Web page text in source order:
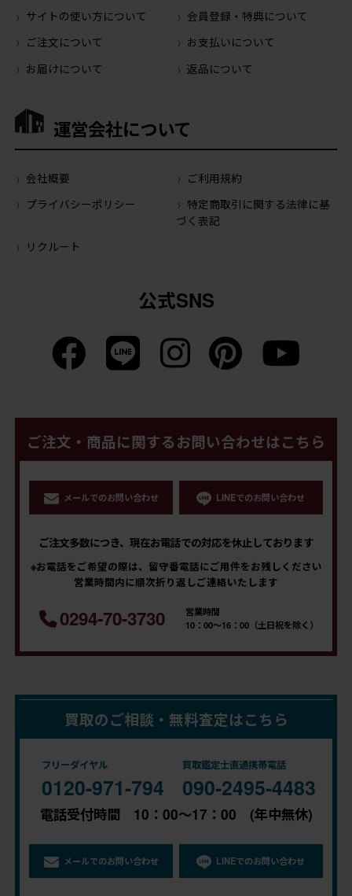
サイトの使い方について
会員登録・特典について
ご注文について
お支払いについて
お届けについて
返品について
運営会社について
会社概要
ご利用規約
プライバシーポリシー
特定商取引に関する法律に基
づく表記
リクルート
公式SNS
ご注文・商品に関するお問い合わせはこちら
メールでのお問い合わせ LINEでのお問い合わせ
ご注文多数につき、現在お電話での対応を休止しております
※お電話をご希望の際は、留守番電話にご用件をお残しください
営業時間内に順次折り返しご連絡いたします
0294-70-3730
営業時間
10：00～16：00（土日祝を除く）
買取のご相談・無料査定はこちら
フリーダイヤル
0120-971-794
買取鑑定士直通携帯電話
090-2495-4483
電話受付時間 10：00～17：00 (年中無休)
メールでのお問い合わせ LINEでのお問い合わせ